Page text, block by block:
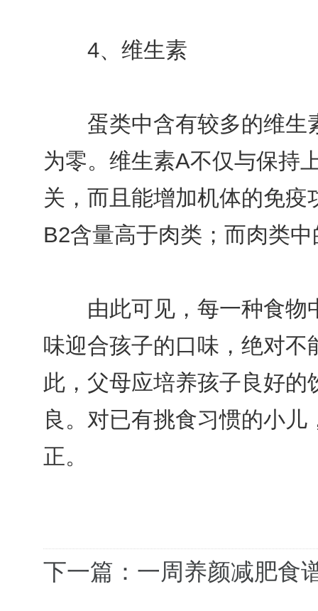
4、维生素
蛋类中含有较多的维生
为零。维生素A不仅与保持
关，而且能增加机体的免
B2含量高于肉类；而肉类
由此可见，每一种食物
味迎合孩子的口味，绝对
此，父母应培养孩子良好
良。对已有挑食习惯的小
正。
下一篇：一周养颜减肥食